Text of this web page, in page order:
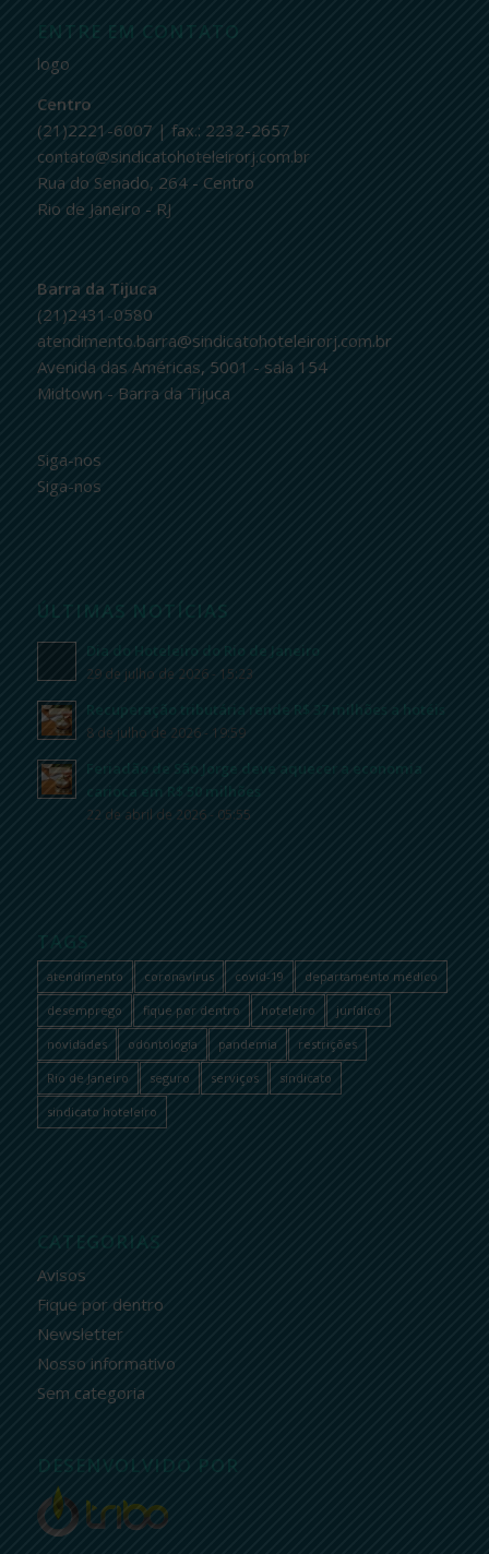
ENTRE EM CONTATO
logo
Centro
(21)2221-6007 | fax.: 2232-2657
contato@sindicatohoteleirorj.com.br
Rua do Senado, 264 - Centro
Rio de Janeiro - RJ
Barra da Tijuca
(21)2431-0580
atendimento.barra@sindicatohoteleirorj.com.br
Avenida das Américas, 5001 - sala 154
Midtown - Barra da Tijuca
Siga-nos
Siga-nos
ÚLTIMAS NOTÍCIAS
Dia do Hoteleiro do Rio de Janeiro
29 de julho de 2026 - 15:23
Recuperação tributária rende R$ 37 milhões a hotéis
8 de julho de 2026 - 19:59
Feriadão de São Jorge deve aquecer a economia
carioca em R$ 50 milhões
22 de abril de 2026 - 05:55
TAGS
atendimento coronavírus covid-19 departamento médico
desemprego fique por dentro hoteleiro jurídico
novidades odontologia pandemia restrições
Rio de Janeiro seguro serviços sindicato
sindicato hoteleiro
CATEGORIAS
Avisos
Fique por dentro
Newsletter
Nosso informativo
Sem categoria
DESENVOLVIDO POR